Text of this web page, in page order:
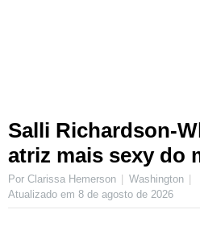
Salli Richardson-
atriz mais sexy do
Por Clarissa Hemerson
Washington
Atualizado em 8 de agosto de 2026